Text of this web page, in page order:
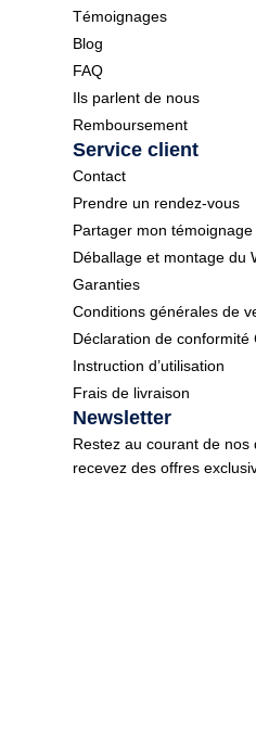
Témoignages
Blog
FAQ
Ils parlent de nous
Remboursement
Service client
Contact
Prendre un rendez-vous
Partager mon témoignage
Déballage et montage du
Garanties
Conditions générales de
Déclaration de conformité
Instruction d’utilisation
Frais de livraison
Newsletter
Restez au courant de nos
recevez des offres